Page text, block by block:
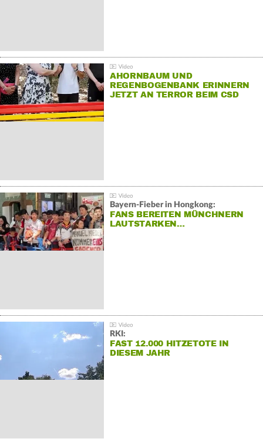
AHORNBAUM UND
REGENBOGENBANK ERINNERN
JETZT AN TERROR BEIM CSD
Bayern-Fieber in Hongkong:
FANS BEREITEN MÜNCHNERN
LAUTSTARKEN…
RKI:
FAST 12.000 HITZETOTE IN
DIESEM JAHR